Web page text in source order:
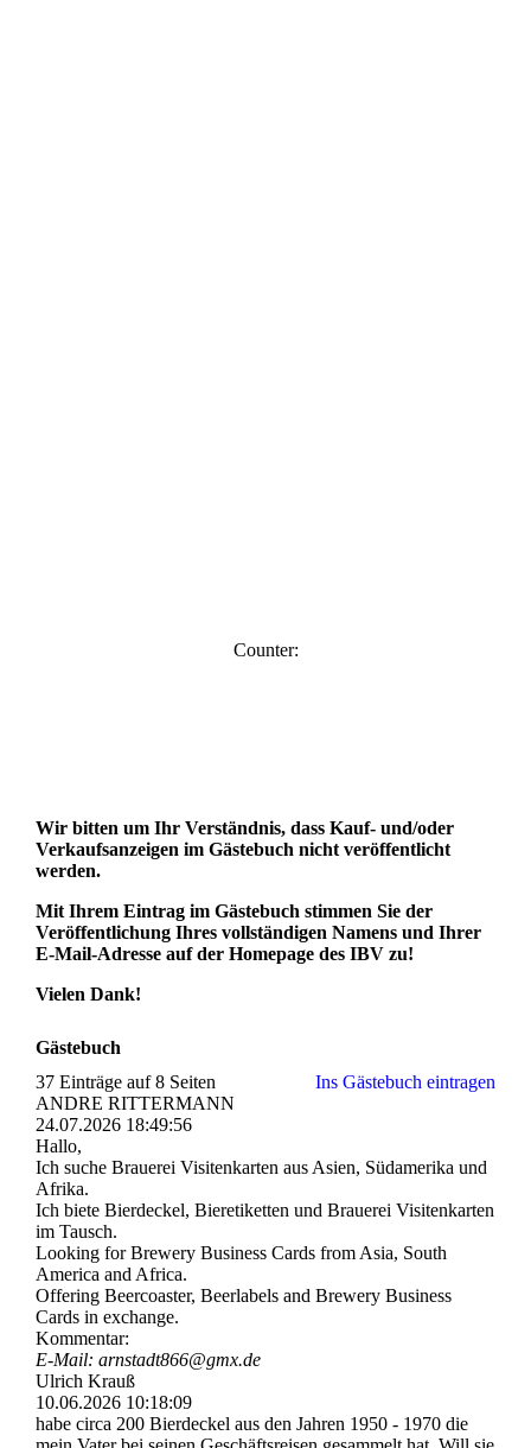
Counter:
Wir bitten um Ihr Verständnis, dass Kauf- und/oder
Verkaufsanzeigen im Gästebuch nicht veröffentlicht
werden.
Mit Ihrem Eintrag im Gästebuch stimmen Sie der
Veröffentlichung Ihres vollständigen Namens und Ihrer
E-Mail-Adresse auf der Homepage des IBV zu!
Vielen Dank!
Gästebuch
37 Einträge auf 8 Seiten
Ins Gästebuch eintragen
ANDRE RITTERMANN
24.07.2026 18:49:56
Hallo,
Ich suche Brauerei Visitenkarten aus Asien, Südamerika und
Afrika.
Ich biete Bierdeckel, Bieretiketten und Brauerei Visitenkarten
im Tausch.
Looking for Brewery Business Cards from Asia, South
America and Africa.
Offering Beercoaster, Beerlabels and Brewery Business
Cards in exchange.
Kommentar:
E-Mail: arnstadt866@gmx.de
Ulrich Krauß
10.06.2026 10:18:09
habe circa 200 Bierdeckel aus den Jahren 1950 - 1970 die